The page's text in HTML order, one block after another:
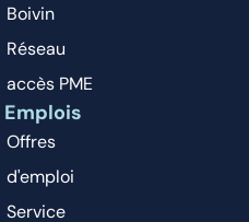
Boivin
Réseau
accès PME
Emplois
Offres
d'emploi
Service